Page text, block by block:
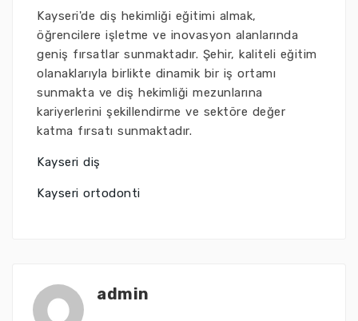
Kayseri'de diş hekimliği eğitimi almak,
öğrencilere işletme ve inovasyon alanlarında
geniş fırsatlar sunmaktadır. Şehir, kaliteli eğitim
olanaklarıyla birlikte dinamik bir iş ortamı
sunmakta ve diş hekimliği mezunlarına
kariyerlerini şekillendirme ve sektöre değer
katma fırsatı sunmaktadır.
Kayseri diş
Kayseri ortodonti
admin